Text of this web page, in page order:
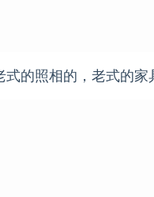
的照相的，老式的